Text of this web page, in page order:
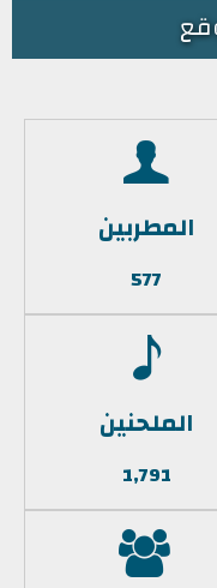
المطربين
577
الملحنين
1,791